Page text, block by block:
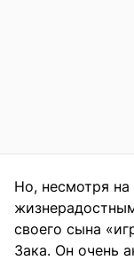
Но, несмотря на
своего сына
Зака. Он очень